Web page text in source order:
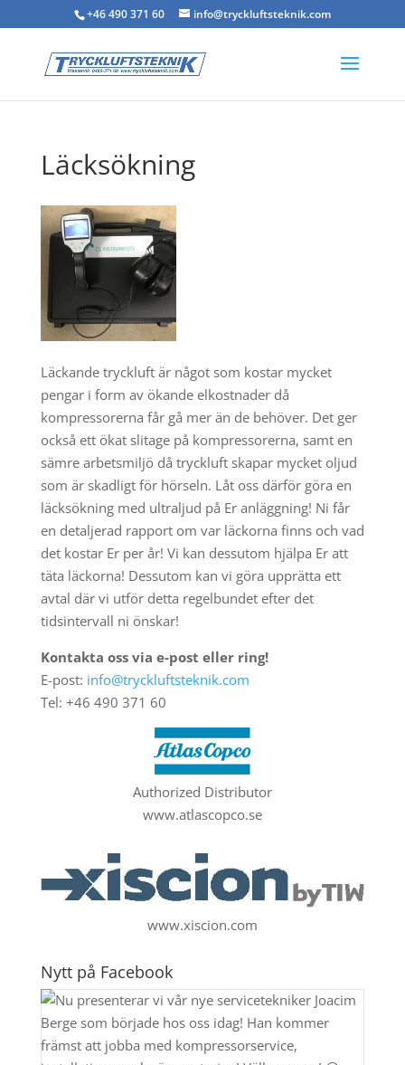
+46 490 371 60 info@tryckluftsteknik.com
Läcksökning
Läckande tryckluft är något som kostar mycket
pengar i form av ökande elkostnader då
kompressorerna får gå mer än de behöver. Det ger
också ett ökat slitage på kompressorerna, samt en
sämre arbetsmiljö då tryckluft skapar mycket oljud
som är skadligt för hörseln. Låt oss därför göra en
läcksökning med ultraljud på Er anläggning! Ni får
en detaljerad rapport om var läckorna finns och vad
det kostar Er per år! Vi kan dessutom hjälpa Er att
täta läckorna! Dessutom kan vi göra upprätta ett
avtal där vi utför detta regelbundet efter det
tidsintervall ni önskar!
Kontakta oss via e-post eller ring!
E-post: info@tryckluftsteknik.com
Tel: +46 490 371 60
Authorized Distributor
www.atlascopco.se
www.xiscion.com
Nytt på Facebook